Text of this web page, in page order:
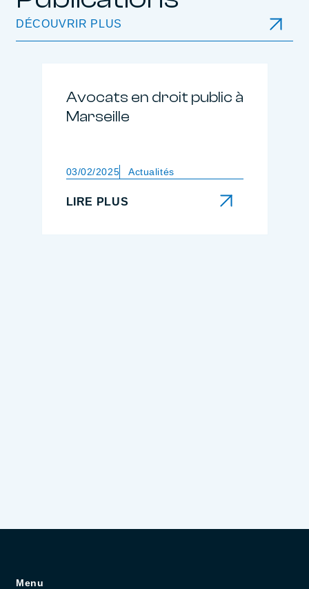
DÉCOUVRIR PLUS
Avocats en droit public à
Marseille
03/02/2025 Actualités
LIRE PLUS
Menu